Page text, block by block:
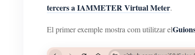
tercers a IAMMETER Virtual Meter.
El primer exemple mostra com utilitzar el